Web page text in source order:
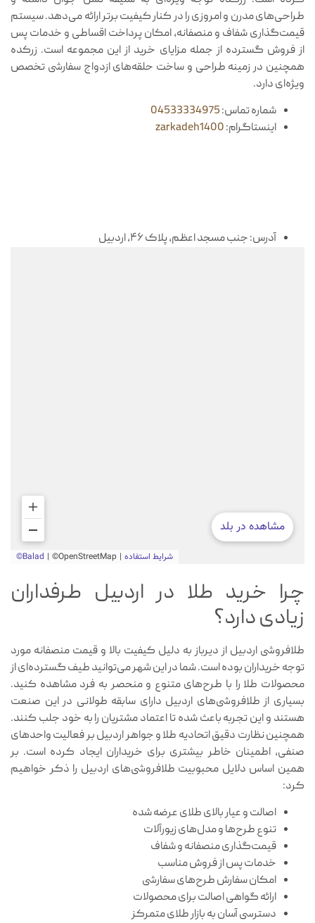
طراحی‌های مدرن و امروزی را در کنار کیفیت برتر ارائه می‌دهد. سیستم
قیمت‌گذاری شفاف و منصفانه، امکان پرداخت اقساطی و خدمات پس
از فروش گسترده از جمله مزایای خرید از این مجموعه است. زرکده
همچنین در زمینه طراحی و ساخت حلقه‌های ازدواج سفارشی تخصص
ویژه‌ای دارد.
شماره تماس:
اینستاگرام:zarkadeh1400
آدرس: جنب مسجد اعظم، پلاک ۴۶، اردبیل
چرا خرید طلا در اردبیل طرفداران
زیادی دارد؟
طلافروشی اردبیل از دیرباز به دلیل کیفیت بالا و قیمت منصفانه مورد
توجه خریداران بوده است. شما در این شهر می‌توانید طیف گسترده‌ای از
محصولات طلا را با طرح‌های متنوع و منحصر به فرد مشاهده کنید.
بسیاری از طلافروشی‌های اردبیل دارای سابقه طولانی در این صنعت
هستند و این تجربه باعث شده تا اعتماد مشتریان را به خود جلب کنند.
همچنین نظارت دقیق اتحادیه طلا و جواهر اردبیل بر فعالیت واحدهای
صنفی، اطمینان خاطر بیشتری برای خریداران ایجاد کرده است. بر
همین اساس دلایل محبوبیت طلافروشی‌های اردبیل را ذکر خواهیم
کرد:
اصالت و عیار بالای طلای عرضه شده
تنوع طرح‌ها و مدل‌های زیورآلات
قیمت‌گذاری منصفانه و شفاف
خدمات پس از فروش مناسب
امکان سفارش طرح‌های سفارشی
ارائه گواهی اصالت برای محصولات
دسترسی آسان به بازار طلای متمرکز